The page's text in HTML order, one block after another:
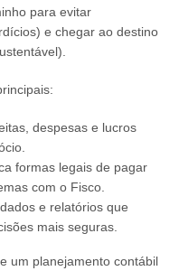
para evitar
e chegar ao destino
despesas e lucros
formas legais de pagar
com o Fisco.
e relatórios que
mais seguras.
um planejamento contábil